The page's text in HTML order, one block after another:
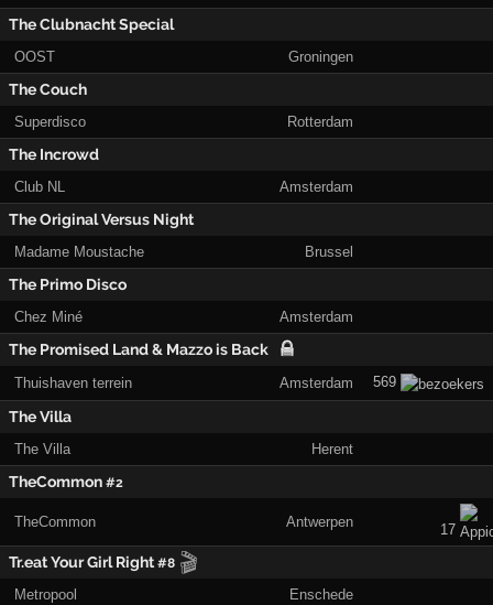
The Clubnacht Special
OOST Groningen
The Couch
Superdisco Rotterdam
The Incrowd
Club NL Amsterdam
The Original Versus Night
Madame Moustache Brussel
The Primo Disco
Chez Miné Amsterdam
The Promised Land & Mazzo is Back
Thuishaven terrein Amsterdam 569
The Villa
The Villa Herent
TheCommon#2
TheCommon Antwerpen 17
Tr.eat Your Girl Right#8 🎬
Metropool Enschede